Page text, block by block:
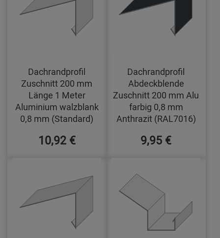
Dachrandprofil
Zuschnitt 200 mm
Länge 1 Meter
Aluminium walzblank
0,8 mm (Standard)
10,92 €
Dachrandprofil
Abdeckblende
Zuschnitt 200 mm Alu
farbig 0,8 mm
Anthrazit (RAL7016)
9,95 €